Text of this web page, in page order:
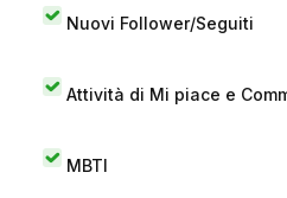
Nuovi Follower/Seguiti
Attività di Mi piace e
MBTI